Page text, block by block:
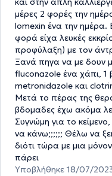
μέρες 2 φορές την
lomexin ένα την ημέρα.
φορά είχα λευκές
προφύλαξη) με τον
Ξανά πηγα να με δουν
fluconazole ένα χάπι,
metronidazole και
Μετά το πέρας της
βδομαδες έχω ακόμα
Συγνώμη για το
να κάνω;;;;;; Θέλω να
διότι τώρα με μια
πάρει
Υποβλήθηκε 18/07/